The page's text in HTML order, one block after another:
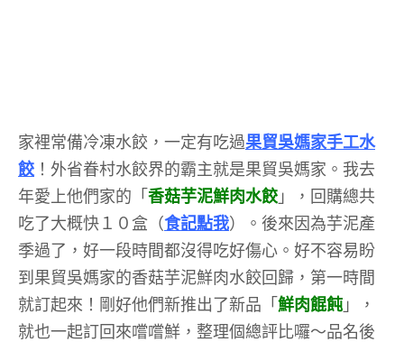
家裡常備冷凍水餃，一定有吃過果貿吳媽家手工水
餃 ！外省眷村水餃界的霸主就是果貿吳媽家。我去
年愛上他們家的「香菇芋泥鮮肉水餃 」，回購總共
吃了大概快１０盒（食記點我）。後來因為芋泥產
季過了，好一段時間都沒得吃好傷心。好不容易盼
到果貿吳媽家的香菇芋泥鮮肉水餃回歸，第一時間
就訂起來！剛好他們新推出了新品「鮮肉餛飩 」，
就也一起訂回來嚐嚐鮮，整理個總評比囉～品名後